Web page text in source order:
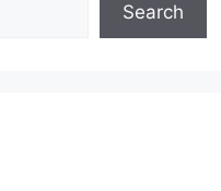
Search